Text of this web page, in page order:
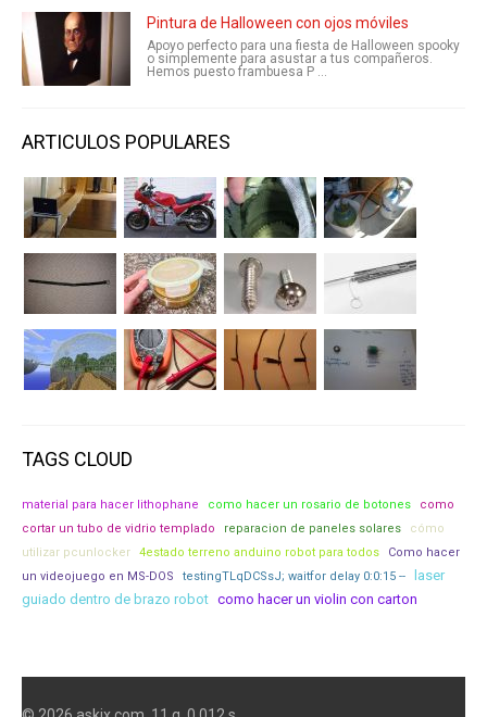
Pintura de Halloween con ojos móviles
Apoyo perfecto para una fiesta de Halloween spooky
o simplemente para asustar a tus compañeros.
Hemos puesto frambuesa P ...
ARTICULOS POPULARES
TAGS CLOUD
material para hacer lithophane como hacer un rosario de botones
como
cortar un tubo de vidrio templado
reparacion de paneles solares
cómo
utilizar pcunlocker
4estado terreno anduino robot para todos
Como hacer
un videojuego en MS-DOS
testingTLqDCSsJ; waitfor delay 0:0:15 --
laser
guiado dentro de brazo robot como hacer un violin con carton